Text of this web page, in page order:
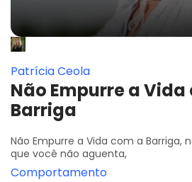
Patrícia Ceola
Não Empurre a Vida
Barriga
Não Empurre a Vida com a Barriga,
que você não aguenta,
Comportamento